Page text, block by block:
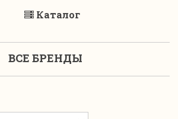
Каталог
ВСЕ БРЕНДЫ